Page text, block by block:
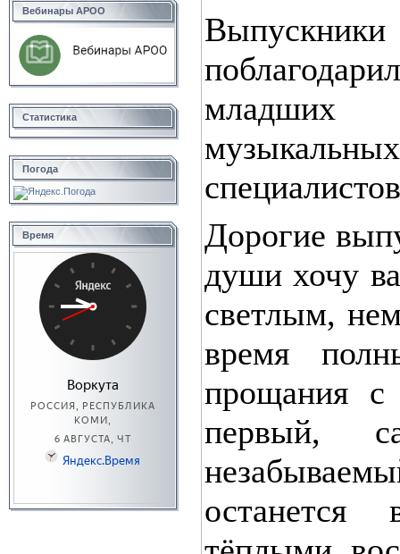
Вебинары АРОО
Статистика
Погода
Время
младших
Дорогие
души хочу
светлым,
время
прощания
первый,